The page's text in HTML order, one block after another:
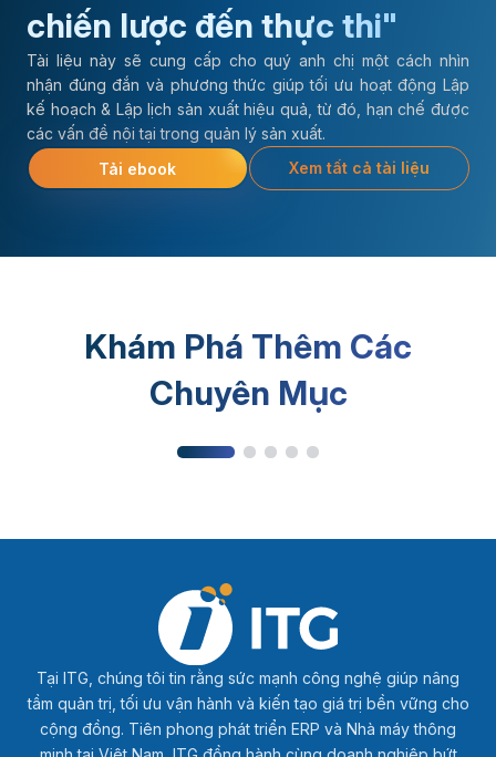
chiến lược đến thực thi"
Tài liệu này sẽ cung cấp cho quý anh chị một cách nhìn
nhận đúng đắn và phương thức giúp tối ưu hoạt động Lập
kế hoạch & Lập lịch sản xuất hiệu quả, từ đó, hạn chế được
các vấn đề nội tại trong quản lý sản xuất.
Tải ebook
Xem tất cả tài liệu
Khám Phá Thêm Các
Chuyên Mục
Phần mềm MES
Tại ITG, chúng tôi tin rằng sức mạnh công nghệ giúp nâng
tầm quản trị, tối ưu vận hành và kiến tạo giá trị bền vững cho
cộng đồng. Tiên phong phát triển ERP và Nhà máy thông